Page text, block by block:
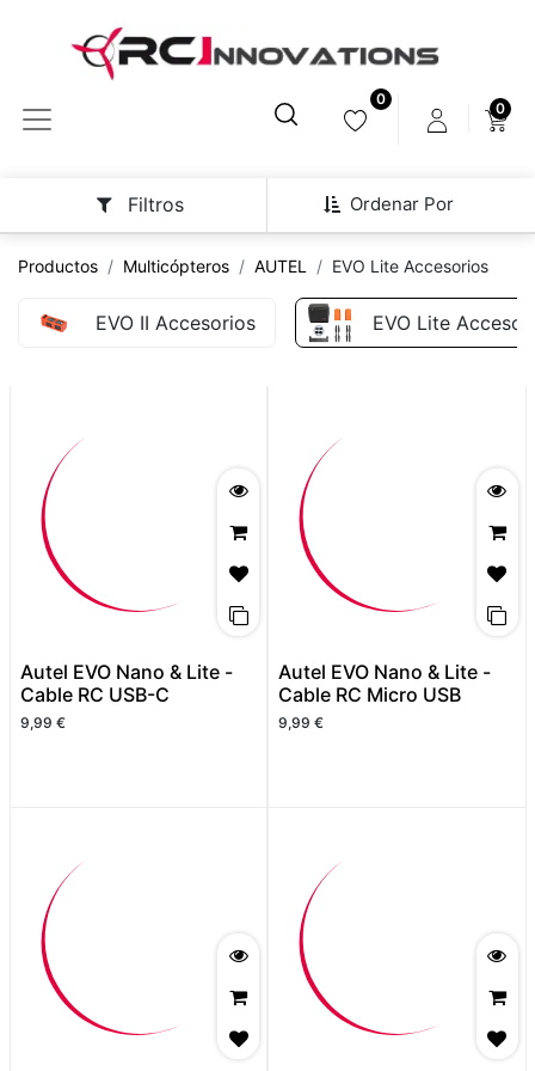
0
0
Ordenar Por
Filtros
Productos Multicópteros AUTEL EVO Lite Accesorios
EVO II Accesorios EVO Lite
Autel EVO Nano & Lite -
Cable RC USB-C
9,99 €
Autel EVO Nano & Lite -
Cable RC Micro USB
9,99 €